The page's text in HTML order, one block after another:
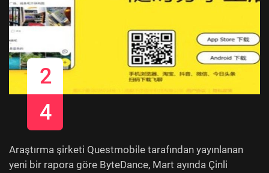
2
4
Araştırma şirketi Questmobile tarafından yayınlanan
yeni bir rapora göre ByteDance, Mart ayında Çinli